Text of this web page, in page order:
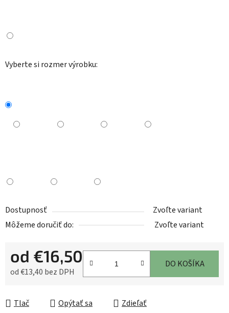
Vyberte si rozmer výrobku:
Dostupnosť
Zvoľte variant
Môžeme doručiť do:
Zvoľte variant
od €16,50
od€13,40 bez DPH
DO KOŠÍKA
Tlač Opýtať sa Zdieľať